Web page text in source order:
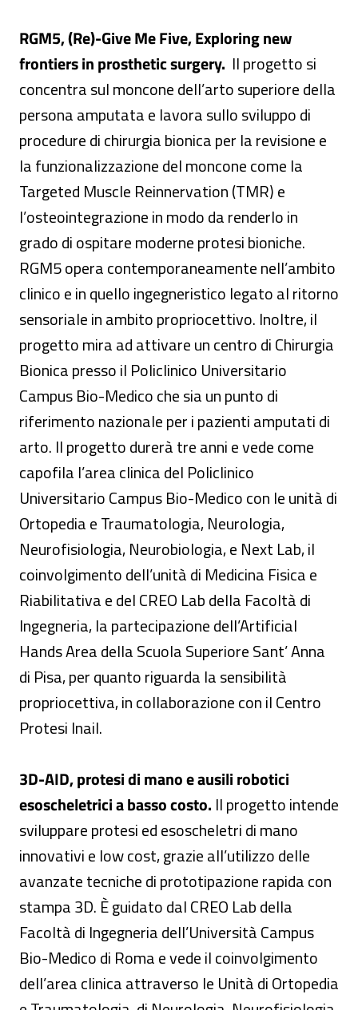
RGM5, (Re)-Give Me Five, Exploring new
frontiers in prosthetic surgery. Il progetto si
concentra sul moncone dell’arto superiore della
persona amputata e lavora sullo sviluppo di
procedure di chirurgia bionica per la revisione e
la funzionalizzazione del moncone come la
Targeted Muscle Reinnervation (TMR) e
l’osteointegrazione in modo da renderlo in
grado di ospitare moderne protesi bioniche.
RGM5 opera contemporaneamente nell’ambito
clinico e in quello ingegneristico legato al ritorno
sensoriale in ambito propriocettivo. Inoltre, il
progetto mira ad attivare un centro di Chirurgia
Bionica presso il Policlinico Universitario
Campus Bio-Medico che sia un punto di
riferimento nazionale per i pazienti amputati di
arto. Il progetto durerà tre anni e vede come
capofila l’area clinica del Policlinico
Universitario Campus Bio-Medico con le unità di
Ortopedia e Traumatologia, Neurologia,
Neurofisiologia, Neurobiologia, e Next Lab, il
coinvolgimento dell’unità di Medicina Fisica e
Riabilitativa e del CREO Lab della Facoltà di
Ingegneria, la partecipazione dell’Artificial
Hands Area della Scuola Superiore Sant’ Anna
di Pisa, per quanto riguarda la sensibilità
propriocettiva, in collaborazione con il Centro
Protesi Inail.
3D-AID, protesi di mano e ausili robotici
esoscheletrici a basso costo. Il progetto intende
sviluppare protesi ed esoscheletri di mano
innovativi e low cost, grazie all’utilizzo delle
avanzate tecniche di prototipazione rapida con
stampa 3D. È guidato dal CREO Lab della
Facoltà di Ingegneria dell’Università Campus
Bio-Medico di Roma e vede il coinvolgimento
dell’area clinica attraverso le Unità di Ortopedia